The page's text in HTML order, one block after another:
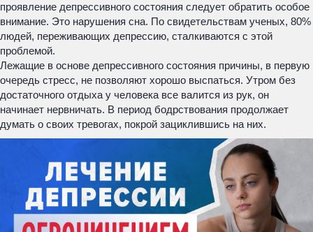
проявление депрессивного состояния следует обратить особое
внимание. Это нарушения сна. По свидетельствам ученых, 80%
людей, переживающих депрессию, сталкиваются с этой
проблемой.
Лежащие в основе депрессивного состояния причины, в первую
очередь стресс, не позволяют хорошо выспаться. Утром без
достаточного отдыха у человека все валится из рук, он
начинает нервничать. В период бодрствования продолжает
думать о своих тревогах, покрой зациклившись на них.